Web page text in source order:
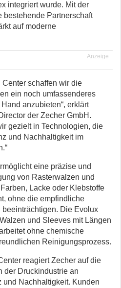
integriert wurde. Mit der
bestehende Partnerschaft
auf moderne
Anzeige
Center schaffen wir die
ein noch umfassenderes
anzubieten“, erklärt
der Zecher GmbH.
gezielt in Technologien, die
und Nachhaltigkeit im
eine präzise und
von Rasterwalzen und
Lacke oder Klebstoffe
ohne die empfindliche
Die Evolux
und Sleeves mit Längen
ohne chemische
Reinigungsprozess.
reagiert Zecher auf die
der Druckindustrie an
und Nachhaltigkeit. Kunden